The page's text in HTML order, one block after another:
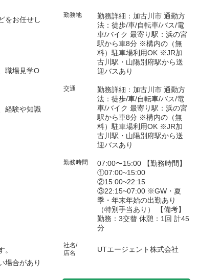
をお任せし
職場見学O
経験や知識
場合があり
勤務地
勤務詳細：加古川市 通勤方
法：徒歩/車/自転車/バス/電
車/バイク 最寄り駅：浜の宮
駅から車8分 ※構内の（無
料）駐車場利用OK ※JR加
古川駅・山陽別府駅から送
迎バスあり
交通
勤務詳細：加古川市 通勤方
法：徒歩/車/自転車/バス/電
車/バイク 最寄り駅：浜の宮
駅から車8分 ※構内の（無
料）駐車場利用OK ※JR加
古川駅・山陽別府駅から送
迎バスあり
勤務時間
07:00〜15:00 【勤務時間】
①07:00~15:00
②15:00~22:15
③22:15~07:00 ※GW・夏
季・年末年始の出勤あり
（特別手当あり） 【備考】
勤務：3交替 休憩：1回 計45
分
社名/
店名
UTエージェント株式会社